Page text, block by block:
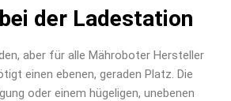
der Ladestation
aber für alle Mähroboter Hersteller
einen ebenen, geraden Platz. Die
oder einem hügeligen, unebenen